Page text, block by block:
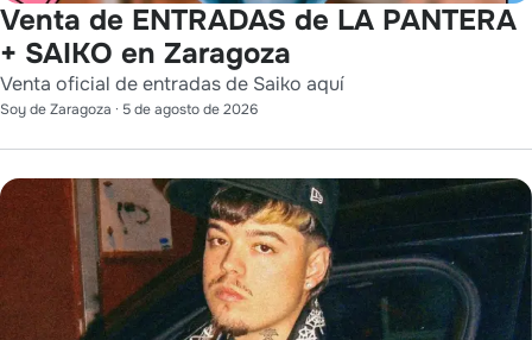
Venta de ENTRADAS de LA PANTERA
+ SAIKO en Zaragoza
Venta oficial de entradas de Saiko aquí
Soy de Zaragoza · 5 de agosto de 2026